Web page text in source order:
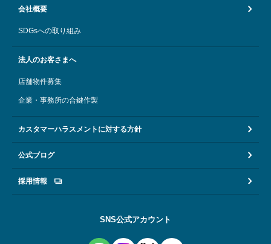
会社概要
SDGsへの取り組み
法人のお客さまへ
店舗物件募集
企業・事務所の合鍵作製
カスタマーハラスメントに対する方針
公式ブログ
採用情報
SNS公式アカウント